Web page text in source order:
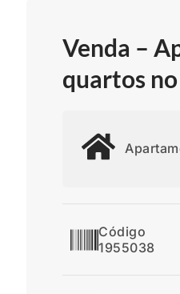
Venda –
quartos
Código
1955038